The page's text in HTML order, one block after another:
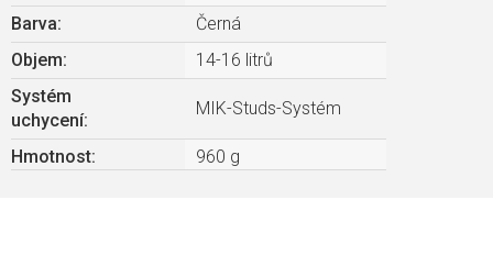
Barva:
Černá
Objem:
14-16 litrů
Systém
uchycení:
MIK-Studs-Systém
Hmotnost: 960 g